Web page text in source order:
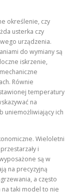
określenie, czy
usterka czy
urządzenia.
do wymiany są
iskrzenie,
Równie
temperatury
na
uniemożliwiający ich
Wieloletni
i
są w
na precyzyjną
a często
na taki model to nie